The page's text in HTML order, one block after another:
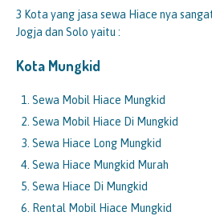
3 Kota yang jasa sewa Hiace nya
Jogja dan Solo yaitu :
Kota Mungkid
Sewa Mobil Hiace Mungkid
Sewa Mobil Hiace Di Mungkid
Sewa Hiace Long Mungkid
Sewa Hiace Mungkid Murah
Sewa Hiace Di Mungkid
Rental Mobil Hiace Mungkid